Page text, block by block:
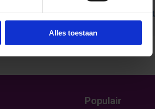
Alles toestaan
Bel met Schoolsout
Populair